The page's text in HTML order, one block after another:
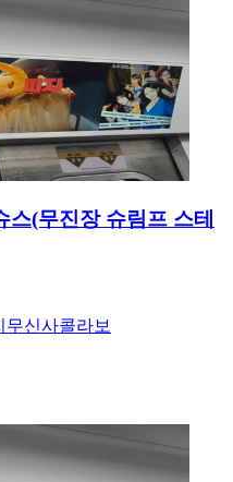
(무진장 슈림프 스테
무신사콜라보